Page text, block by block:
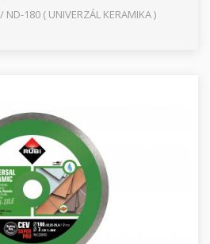
180 ( UNIVERZÁL KERAMIKA )